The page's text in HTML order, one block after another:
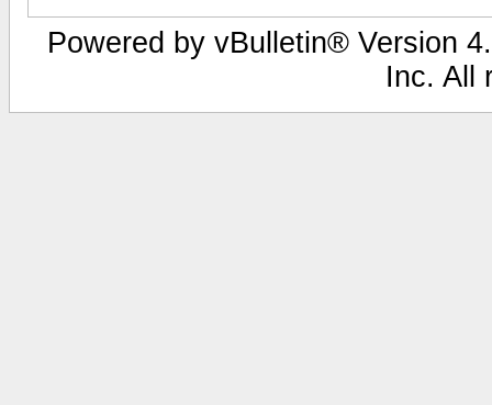
Powered by vBulletin® Version
Inc. All